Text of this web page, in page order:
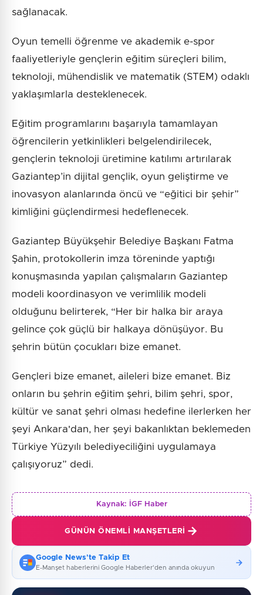
sağlanacak.
Oyun temelli öğrenme ve akademik e-spor
faaliyetleriyle gençlerin eğitim süreçleri bilim,
teknoloji, mühendislik ve matematik (STEM) odaklı
yaklaşımlarla desteklenecek.
Eğitim programlarını başarıyla tamamlayan
öğrencilerin yetkinlikleri belgelendirilecek,
gençlerin teknoloji üretimine katılımı artırılarak
Gaziantep’in dijital gençlik, oyun geliştirme ve
inovasyon alanlarında öncü ve “eğitici bir şehir”
kimliğini güçlendirmesi hedeflenecek.
Gaziantep Büyükşehir Belediye Başkanı Fatma
Şahin, protokollerin imza töreninde yaptığı
konuşmasında yapılan çalışmaların Gaziantep
modeli koordinasyon ve verimlilik modeli
olduğunu belirterek, “Her bir halka bir araya
gelince çok güçlü bir halkaya dönüşüyor. Bu
şehrin bütün çocukları bize emanet.
Gençleri bize emanet, aileleri bize emanet. Biz
onların bu şehrin eğitim şehri, bilim şehri, spor,
kültür ve sanat şehri olması hedefine ilerlerken her
şeyi Ankara'dan, her şeyi bakanlıktan beklemeden
Türkiye Yüzyılı belediyeciliğini uygulamaya
çalışıyoruz” dedi.
Kaynak: İGF Haber
GÜNÜN ÖNEMLI MANŞETLERI
Google News'te Takip Et
E-Manşet haberlerini Google Haberler'den anında okuyun